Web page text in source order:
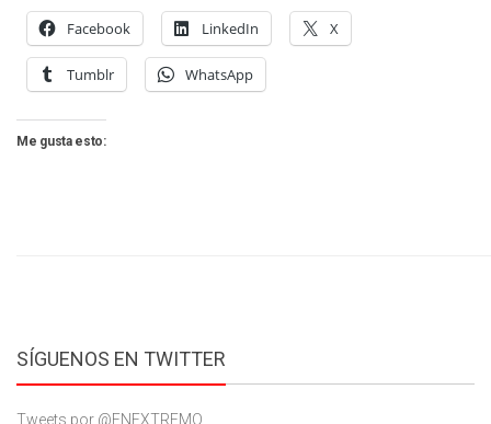
Facebook LinkedIn X
Tumblr WhatsApp
Me gusta esto:
SÍGUENOS EN TWITTER
Tweets por @ENEXTREMO